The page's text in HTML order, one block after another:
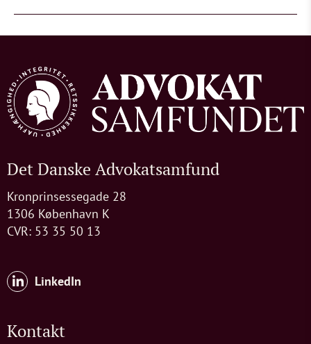
Det Danske Advokatsamfund
Kronprinsessegade 28
1306 København K
CVR: 53 35 50 13
LinkedIn
Kontakt